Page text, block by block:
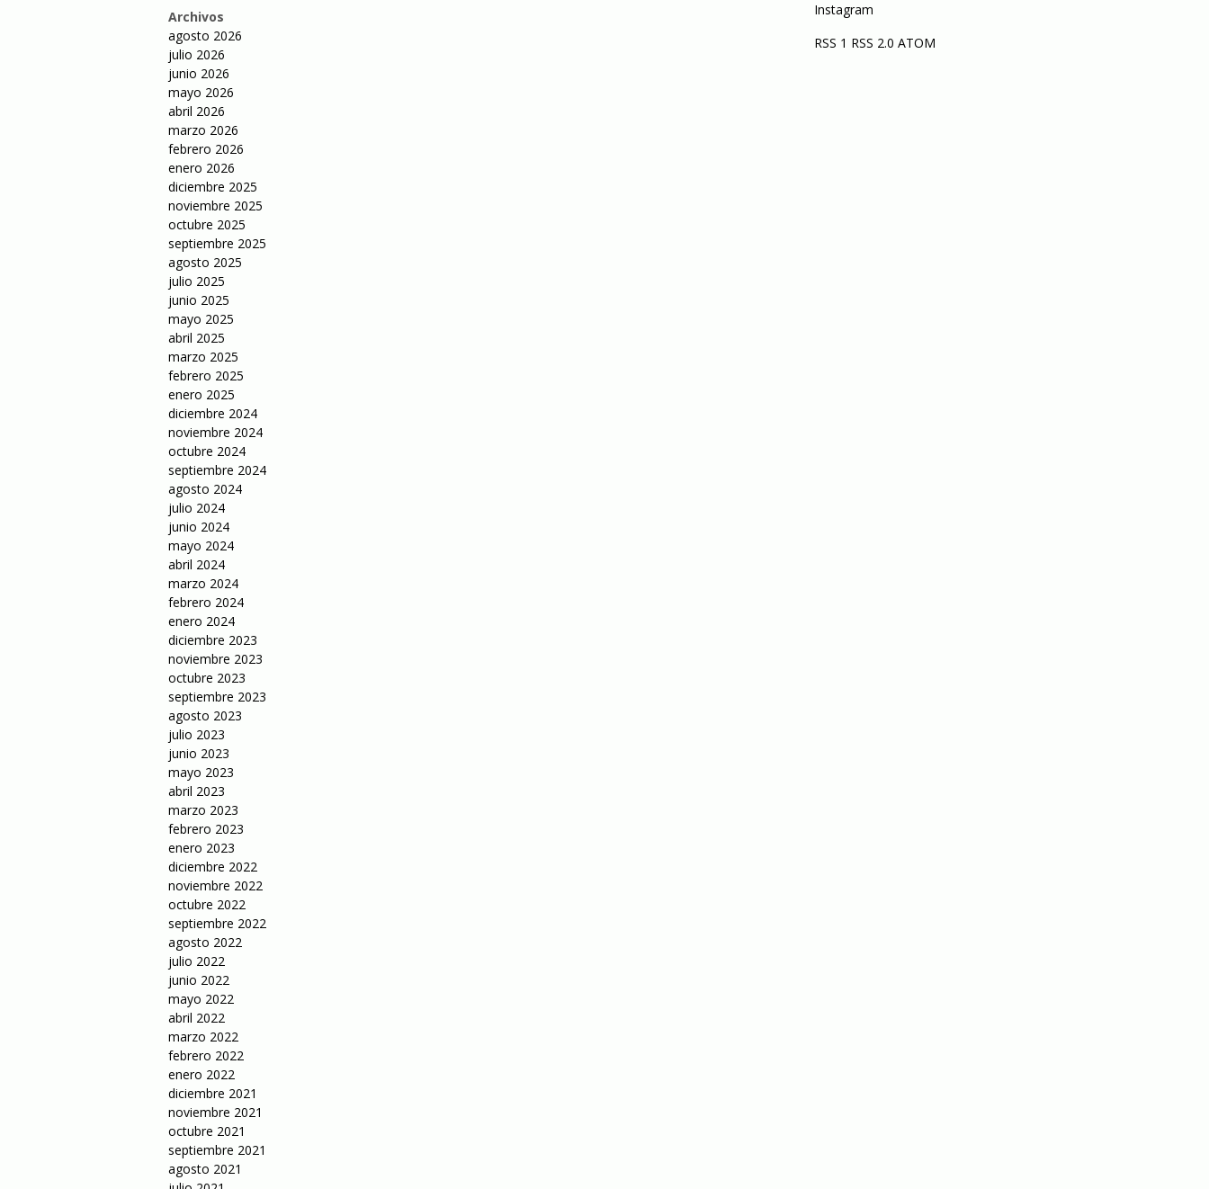
Archivos
agosto 2026
julio 2026
junio 2026
mayo 2026
abril 2026
marzo 2026
febrero 2026
enero 2026
diciembre 2025
noviembre 2025
octubre 2025
septiembre 2025
agosto 2025
julio 2025
junio 2025
mayo 2025
abril 2025
marzo 2025
febrero 2025
enero 2025
diciembre 2024
noviembre 2024
octubre 2024
septiembre 2024
agosto 2024
julio 2024
junio 2024
mayo 2024
abril 2024
marzo 2024
febrero 2024
enero 2024
diciembre 2023
noviembre 2023
octubre 2023
septiembre 2023
agosto 2023
julio 2023
junio 2023
mayo 2023
abril 2023
marzo 2023
febrero 2023
enero 2023
diciembre 2022
noviembre 2022
octubre 2022
septiembre 2022
agosto 2022
julio 2022
junio 2022
mayo 2022
abril 2022
marzo 2022
febrero 2022
enero 2022
diciembre 2021
noviembre 2021
octubre 2021
septiembre 2021
agosto 2021
Instagram
RSS 1 RSS 2.0 ATOM